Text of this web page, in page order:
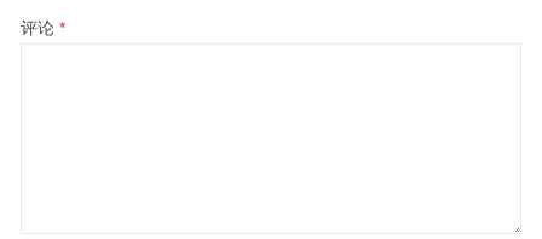
评论 *